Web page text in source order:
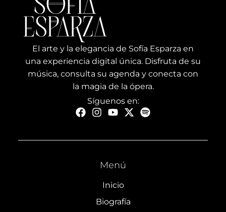
El arte y la elegancia de Sofía Esparza en
una experiencia digital única. Disfruta de su
música, consulta su agenda y conecta con
la magia de la ópera.
Síguenos en:
Menú
Inicio
Biografía